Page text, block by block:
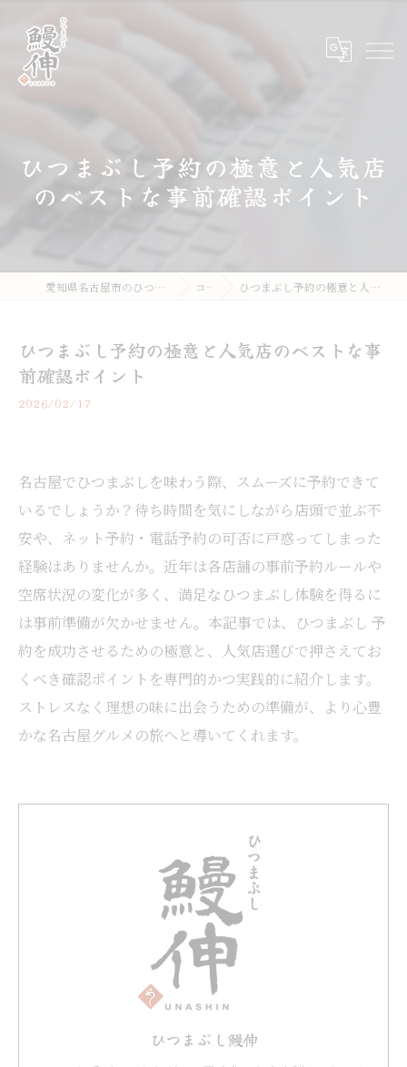
ひつまぶし予約の極意と人気店
のベストな事前確認ポイント
愛知県名古屋市のひつまぶしならひつまぶし鰻伸 コラム ひつまぶし予約の極意と人気店のベストな事前確認ポイント
ひつまぶし予約の極意と人気店のベストな事
前確認ポイント
2026/02/17
名古屋でひつまぶしを味わう際、スムーズに予約できて
いるでしょうか？待ち時間を気にしながら店頭で並ぶ不
安や、ネット予約・電話予約の可否に戸惑ってしまった
経験はありませんか。近年は各店舗の事前予約ルールや
空席状況の変化が多く、満足なひつまぶし体験を得るに
は事前準備が欠かせません。本記事では、ひつまぶし 予
約を成功させるための極意と、人気店選びで押さえてお
くべき確認ポイントを専門的かつ実践的に紹介します。
ストレスなく理想の味に出会うための準備が、より心豊
かな名古屋グルメの旅へと導いてくれます。
ひつまぶし鰻伸